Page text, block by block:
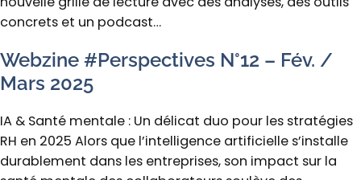
concrets et un podcast…
Webzine #Perspectives N°12 – Fév. /
Mars 2025
IA & Santé mentale : Un délicat duo pour les stratégies
RH en 2025 Alors que l’intelligence artificielle s’installe
durablement dans les entreprises, son impact sur la